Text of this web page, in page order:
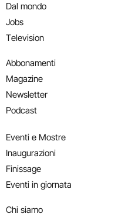
Dal mondo
Jobs
Television
Abbonamenti
Magazine
Newsletter
Podcast
Eventi e Mostre
Inaugurazioni
Finissage
Eventi in giornata
Chi siamo